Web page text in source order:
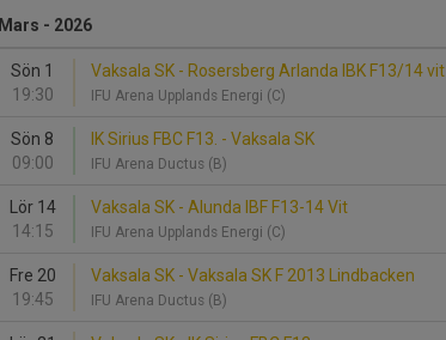
Mars - 2026
Sön 1
19:30
Vaksala SK - Rosersberg Arlanda IBK F13/14 vit
IFU Arena Upplands Energi (C)
Sön 8
09:00
IK Sirius FBC F13. - Vaksala SK
IFU Arena Ductus (B)
Lör 14
14:15
Vaksala SK - Alunda IBF F13-14 Vit
IFU Arena Upplands Energi (C)
Fre 20
19:45
Vaksala SK - Vaksala SK F 2013 Lindbacken
IFU Arena Ductus (B)